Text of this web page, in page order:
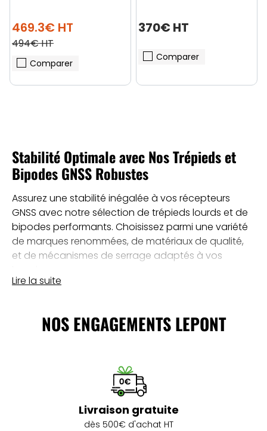
(1 avis)
469.3€ HT
494€ HT
Comparer
370€ HT
Comparer
Stabilité Optimale avec Nos Trépieds et
Bipodes GNSS Robustes
Assurez une stabilité inégalée à vos récepteurs
GNSS avec notre sélection de trépieds lourds et de
bipodes performants. Choisissez parmi une variété
de marques renommées, de matériaux de qualité,
et de mécanismes de serrage adaptés à vos
Choisissez la Stabilité pour des Résultats
Apprenez à choisir le trépied de chantier idéal pour
plus haut niveau d'exactitude et de précision dans
vos mesures topographiques. Investissez dans la
qualité pour des résultats fiables.
Lire la suite
NOS ENGAGEMENTS LEPONT
Livraison gratuite
dès 500€ d'achat HT